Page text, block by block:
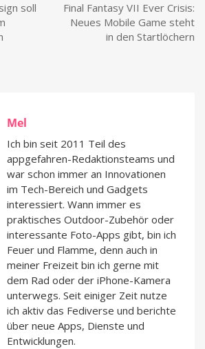
soll
Final Fantasy VII Ever Crisis:
Neues Mobile Game steht
in den Startlöchern
Mel
Ich bin seit 2011 Teil des
appgefahren-Redaktionsteams und
war schon immer an Innovationen
im Tech-Bereich und Gadgets
interessiert. Wann immer es
praktisches Outdoor-Zubehör oder
interessante Foto-Apps gibt, bin ich
Feuer und Flamme, denn auch in
meiner Freizeit bin ich gerne mit
dem Rad oder der iPhone-Kamera
unterwegs. Seit einiger Zeit nutze
ich aktiv das Fediverse und berichte
über neue Apps, Dienste und
Entwicklungen.